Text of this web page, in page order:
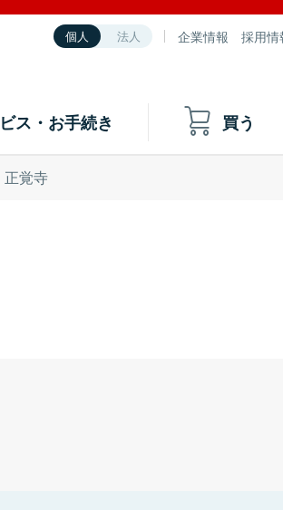
個人 法人 企業情報 採用情
ス・お手続き 買う
正覚寺